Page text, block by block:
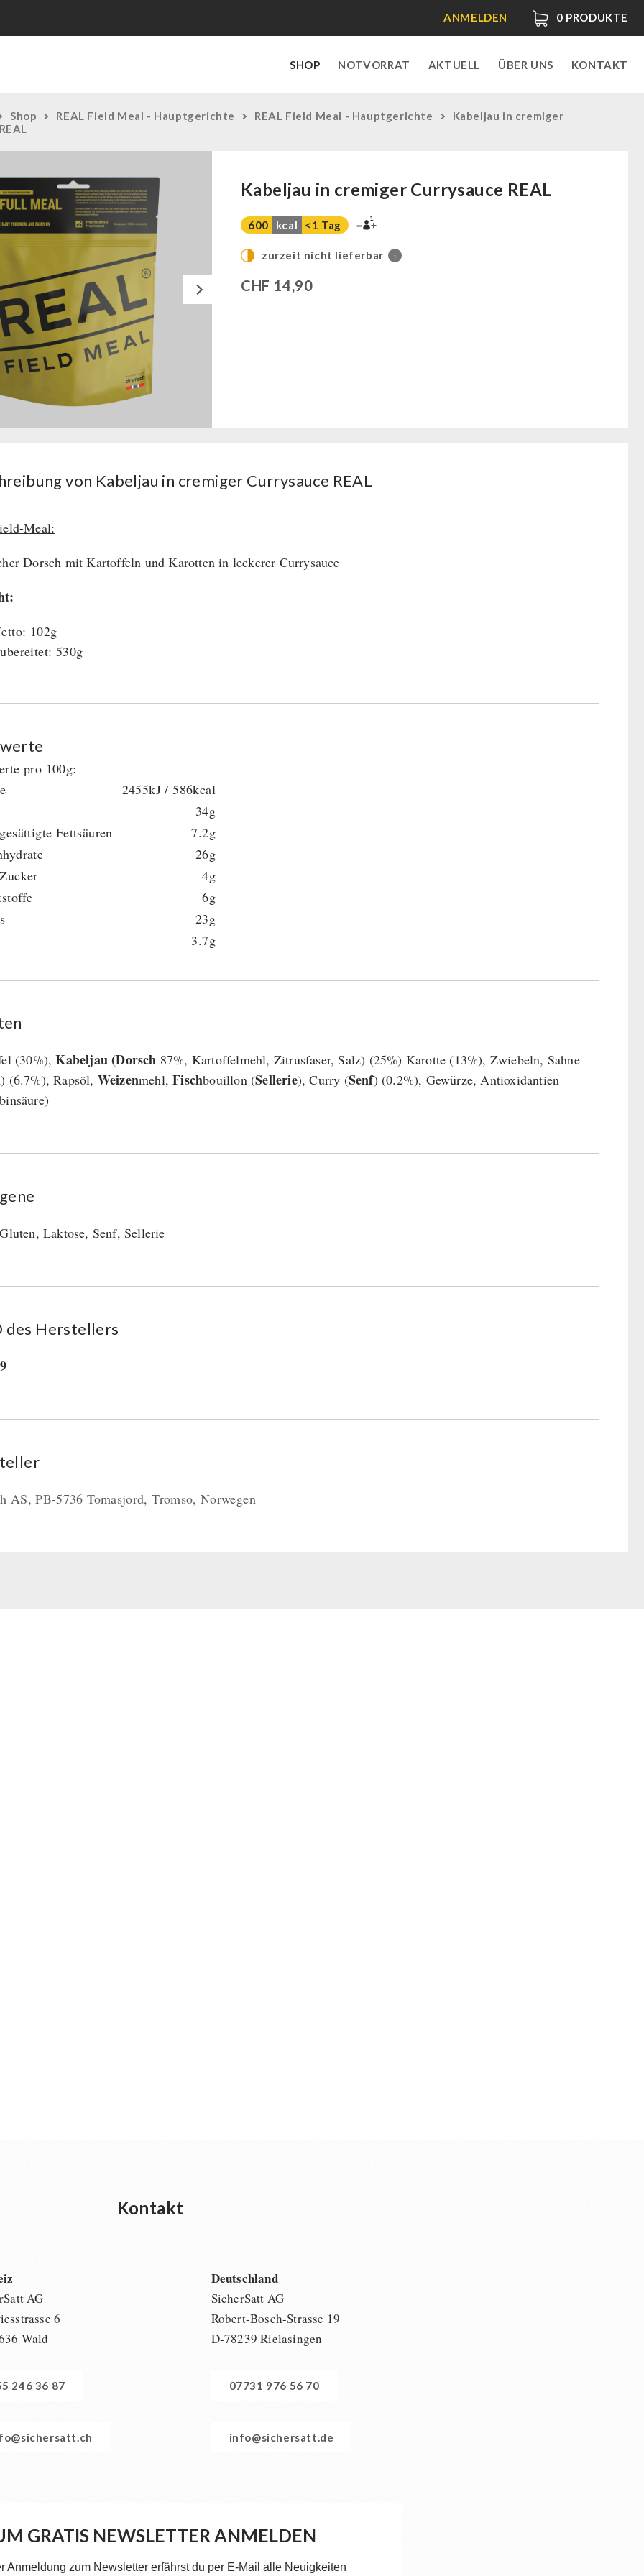
0 PRODUKTE
ANMELDEN
SHOP NOTVORRAT AKTUELL ÜBER UNS KONTAKT
Shop REAL Field Meal - Hauptgerichte REAL Field Meal - Hauptgerichte
Kabeljau in cremiger
Next
Kabeljau in cremiger Currysauce REAL
600 kcal <1 Tag
1
zurzeit nicht lieferbar i
CHF 14,90
von Kabeljau in cremiger Currysauce REAL
Meal:
Dorsch mit Kartoffeln und Karotten in leckerer Currysauce
102g
530g
pro 100g:
2455kJ / 586kcal
34g
Fettsäuren
7.2g
26g
4g
6g
23g
3.7g
(30%),Kabeljau (Dorsch 87%, Kartoffelmehl, Zitrusfaser, Salz) (25%) Karotte (13%), Zwiebeln, Sahne
) (6.7%), Rapsöl, Weizenmehl,Fischbouillon (Sellerie), Curry (Senf) (0.2%), Gewürze, Antioxidantien
Laktose, Senf, Sellerie
des Her­stel­lers
AS, PB-5736 Tomasjord, Tromso, Norwegen
Kontakt
AG
6
Wald
246 36 87
Deutschland
SicherSatt AG
Robert-Bosch-Strasse 19
D-78239 Rielasingen
07731 976 56 70
info@sichersatt.de
GRATIS NEWSLETTER ANMELDEN
Anmeldung zum Newsletter erfährst du per E-Mail alle Neuigkeiten